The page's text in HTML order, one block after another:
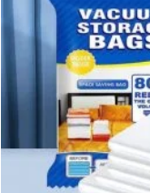
Universal Time)
ЦВЯТА
Universal Time)